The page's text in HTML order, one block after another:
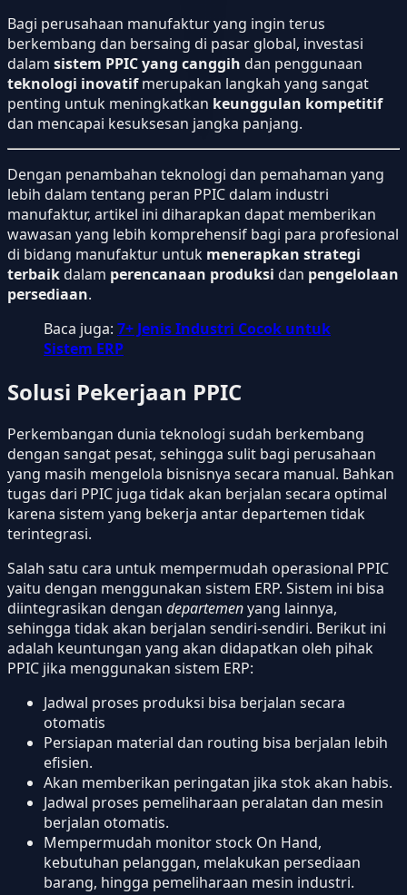
Bagi perusahaan manufaktur yang ingin terus
berkembang dan bersaing di pasar global, investasi
dalam sistem PPIC yang canggih dan penggunaan
teknologi inovatifmerupakan langkah yang sangat
penting untuk meningkatkan keunggulan kompetitif
dan mencapai kesuksesan jangka panjang.
Dengan penambahan teknologi dan pemahaman yang
lebih dalam tentang peran PPIC dalam industri
manufaktur, artikel ini diharapkan dapat memberikan
wawasan yang lebih komprehensif bagi para profesional
di bidang manufaktur untuk menerapkan strategi
terbaikdalam perencanaan produksi dan pengelolaan
persediaan.
Baca juga: 7+ Jenis Industri Cocok untuk
Sistem ERP
Solusi Pekerjaan PPIC
Perkembangan dunia teknologi sudah berkembang
dengan sangat pesat, sehingga sulit bagi perusahaan
yang masih mengelola bisnisnya secara manual. Bahkan
tugas dari PPIC juga tidak akan berjalan secara optimal
karena sistem yang bekerja antar departemen tidak
terintegrasi.
Salah satu cara untuk mempermudah operasional PPIC
yaitu dengan menggunakan sistem ERP. Sistem ini bisa
diintegrasikan dengan departemenyang lainnya,
sehingga tidak akan berjalan sendiri-sendiri. Berikut ini
adalah keuntungan yang akan didapatkan oleh pihak
PPIC jika menggunakan sistem ERP:
Jadwal proses produksi bisa berjalan secara
otomatis
Persiapan material dan routing bisa berjalan lebih
efisien.
Akan memberikan peringatan jika stok akan habis.
Jadwal proses pemeliharaan peralatan dan mesin
berjalan otomatis.
Mempermudah monitor stock On Hand,
kebutuhan pelanggan, melakukan persediaan
barang, hingga pemeliharaan mesin industri.